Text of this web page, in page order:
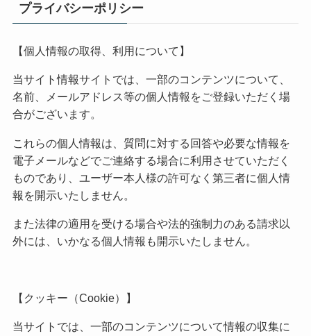
プライバシーポリシー
【個人情報の取得、利用について】
当サイト情報サイトでは、一部のコンテンツについて、
名前、メールアドレス等の個人情報をご登録いただく場
合がございます。
これらの個人情報は、質問に対する回答や必要な情報を
電子メールなどでご連絡する場合に利用させていただく
ものであり、ユーザー本人様の許可なく第三者に個人情
報を開示いたしません。
また法律の適用を受ける場合や法的強制力のある請求以
外には、いかなる個人情報も開示いたしません。
【クッキー（Cookie）】
当サイトでは、一部のコンテンツについて情報の収集に